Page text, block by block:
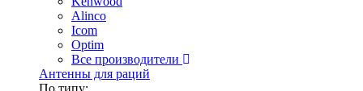
Alinco
Icom
Optim
Все производители
Антенны для раций
По типу: